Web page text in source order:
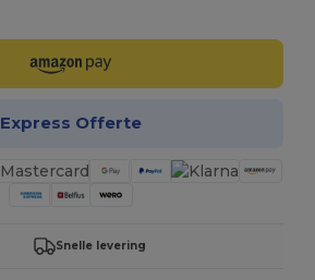
Express Offerte
Snelle levering